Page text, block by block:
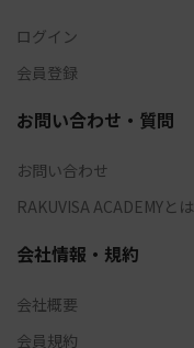
ログイン
会員登録
お問い合わせ・質問
お問い合わせ
RAKUVISA ACADEMYとは
会社情報・規約
会社概要
会員規約